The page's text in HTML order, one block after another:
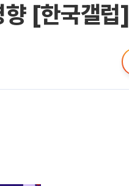
[한국갤럽]